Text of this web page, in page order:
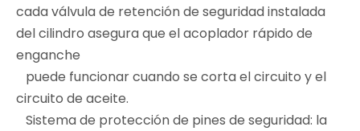
cada válvula de retención de seguridad instalada
del cilindro asegura que el acoplador rápido de
enganche
puede funcionar cuando se corta el circuito y el
circuito de aceite.
Sistema de protección de pines de seguridad: la